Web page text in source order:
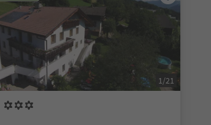
1/21